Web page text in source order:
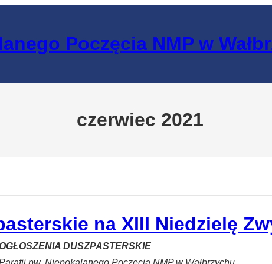
Poczęcia NMP w
czerwiec 2021
na XIII Niedzielę
DUSZPASTERSKIE